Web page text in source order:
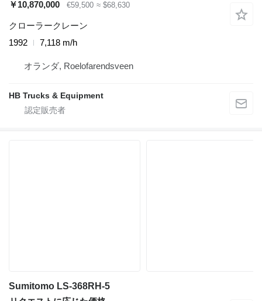
￥10,870,000 €59,500 ≈ $68,630
クローラークレーン
1992
7,118 m/h
オランダ, Roelofarendsveen
HB Trucks & Equipment
Sumitomo LS-368RH-5